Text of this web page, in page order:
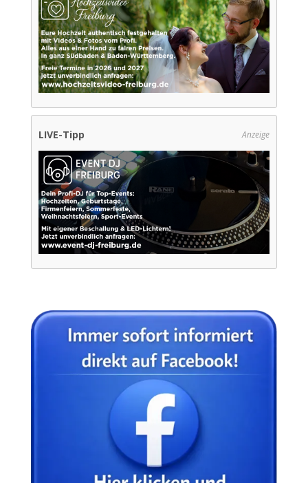
LIVE-Tipp Anzeige